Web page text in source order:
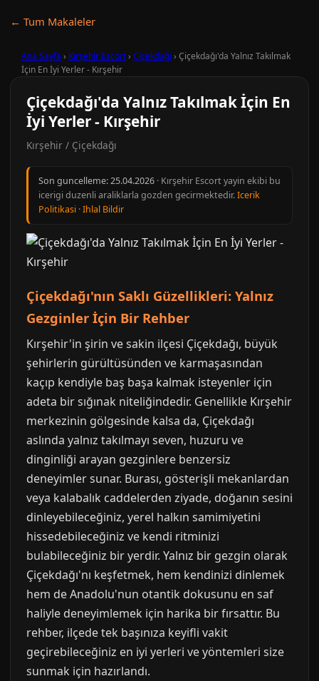
← Tum Makaleler
Ana Sayfa › Kırşehir Escort› Çiçekdağı › Çiçekdağı'da Yalnız Takılmak
İçin En İyi Yerler - Kırşehir
Çiçekdağı'da Yalnız Takılmak İçin En
İyi Yerler - Kırşehir
Kırşehir / Çiçekdağı
Son guncelleme:25.04.2026 · Kırşehir Escort yayin ekibi bu
icerigi duzenli araliklarla gozden gecirmektedir.Icerik
Politikasi ·Ihlal Bildir
Çiçekdağı'nın Saklı Güzellikleri: Yalnız
Gezginler İçin Bir Rehber
Kırşehir'in şirin ve sakin ilçesi Çiçekdağı, büyük
şehirlerin gürültüsünden ve karmaşasından
kaçıp kendiyle baş başa kalmak isteyenler için
adeta bir sığınak niteliğindedir. Genellikle Kırşehir
merkezinin gölgesinde kalsa da, Çiçekdağı
aslında yalnız takılmayı seven, huzuru ve
dinginliği arayan gezginlere benzersiz
deneyimler sunar. Burası, gösterişli mekanlardan
veya kalabalık caddelerden ziyade, doğanın sesini
dinleyebileceğiniz, yerel halkın samimiyetini
hissedebileceğiniz ve kendi ritminizi
bulabileceğiniz bir yerdir. Yalnız bir gezgin olarak
Çiçekdağı'nı keşfetmek, hem kendinizi dinlemek
hem de Anadolu'nun otantik dokusunu en saf
haliyle deneyimlemek için harika bir fırsattır. Bu
rehber, ilçede tek başınıza keyifli vakit
geçirebileceğiniz en iyi yerleri ve yöntemleri size
sunmak için hazırlandı.